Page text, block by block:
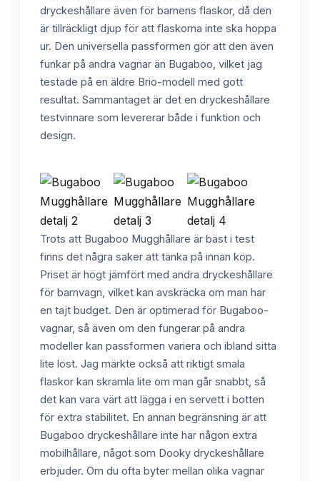
dryckeshållare även för barnens flaskor, då den
är tillräckligt djup för att flaskorna inte ska hoppa
ur. Den universella passformen gör att den även
funkar på andra vagnar än Bugaboo, vilket jag
testade på en äldre Brio-modell med gott
resultat. Sammantaget är det en dryckeshållare
testvinnare som levererar både i funktion och
design.
Trots att Bugaboo Mugghållare är bäst i test
finns det några saker att tänka på innan köp.
Priset är högt jämfört med andra dryckeshållare
för barnvagn, vilket kan avskräcka om man har
en tajt budget. Den är optimerad för Bugaboo-
vagnar, så även om den fungerar på andra
modeller kan passformen variera och ibland sitta
lite löst. Jag märkte också att riktigt smala
flaskor kan skramla lite om man går snabbt, så
det kan vara värt att lägga i en servett i botten
för extra stabilitet. En annan begränsning är att
Bugaboo dryckeshållare inte har någon extra
mobilhållare, något som Dooky dryckeshållare
erbjuder. Om du ofta byter mellan olika vagnar